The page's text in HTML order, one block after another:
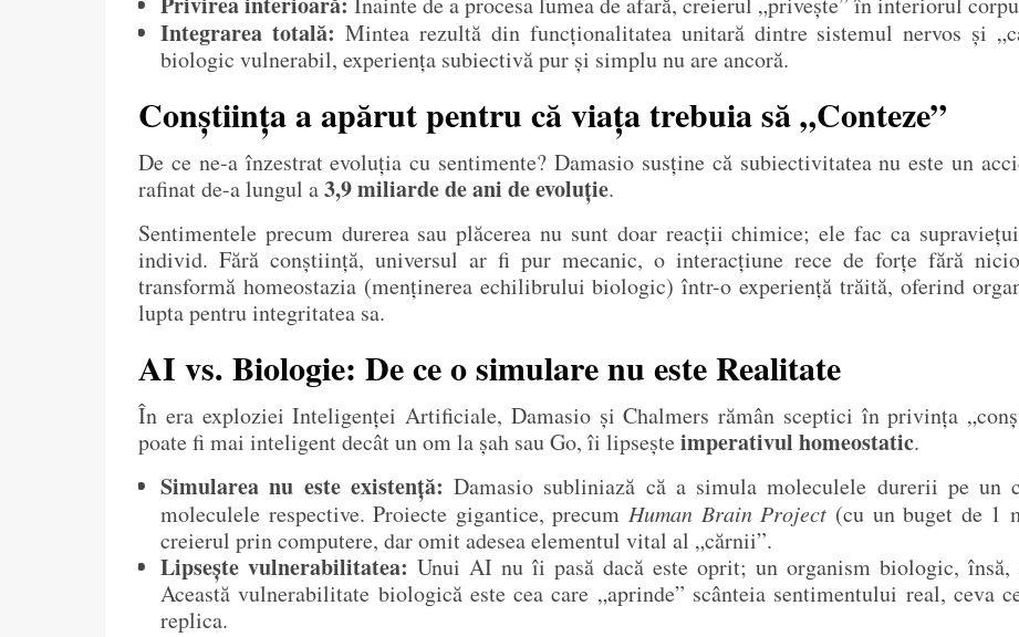
Integrarea totală: Mintea rezultă din funcționalitatea unitară dintre sistemul nervos și
biologic vulnerabil, experiența subiectivă pur și simplu nu are ancoră.
Conștiința a apărut pentru că viața trebuia să „Conteze”
De ce ne-a înzestrat evoluția cu sentimente? Damasio susține că subiectivitatea nu este un
rafinat de-a lungul a3,9 miliarde de ani de evoluție.
Sentimentele precum durerea sau plăcerea nu sunt doar reacții chimice; ele fac ca
individ. Fără conștiință, universul ar fi pur mecanic, o interacțiune rece de forțe fără
transformă homeostazia (menținerea echilibrului biologic) într-o experiență trăită, oferind
lupta pentru integritatea sa.
AI vs. Biologie: De ce o simulare nu este Realitate
În era exploziei Inteligenței Artificiale, Damasio și Chalmers rămân sceptici în privința
poate fi mai inteligent decât un om la șah sau Go, îi lipseșteimperativul homeostatic.
Simularea nu este existență: Damasio subliniază că a simula moleculele durerii pe un
moleculele respective. Proiecte gigantice, precumHuman Brain Project (cu un buget de 1
creierul prin computere, dar omit adesea elementul vital al „cărnii”.
Lipsește vulnerabilitatea: Unui AI nu îi pasă dacă este oprit; un organism biologic, însă,
Această vulnerabilitate biologică este cea care „aprinde” scânteia sentimentului real,
replica.